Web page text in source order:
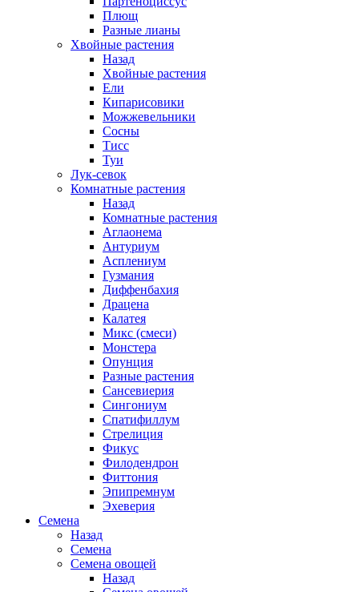
Плющ
Разные лианы
Хвойные растения
Назад
Хвойные растения
Ели
Кипарисовики
Можжевельники
Сосны
Тисс
Туи
Лук-севок
Комнатные растения
Назад
Комнатные растения
Аглаонема
Антуриум
Асплениум
Гузмания
Диффенбахия
Драцена
Калатея
Микс (смеси)
Монстера
Опунция
Разные растения
Сансевиерия
Сингониум
Спатифиллум
Стрелиция
Фикус
Филодендрон
Фиттония
Эпипремнум
Эхеверия
Семена
Назад
Семена
Семена овощей
Назад